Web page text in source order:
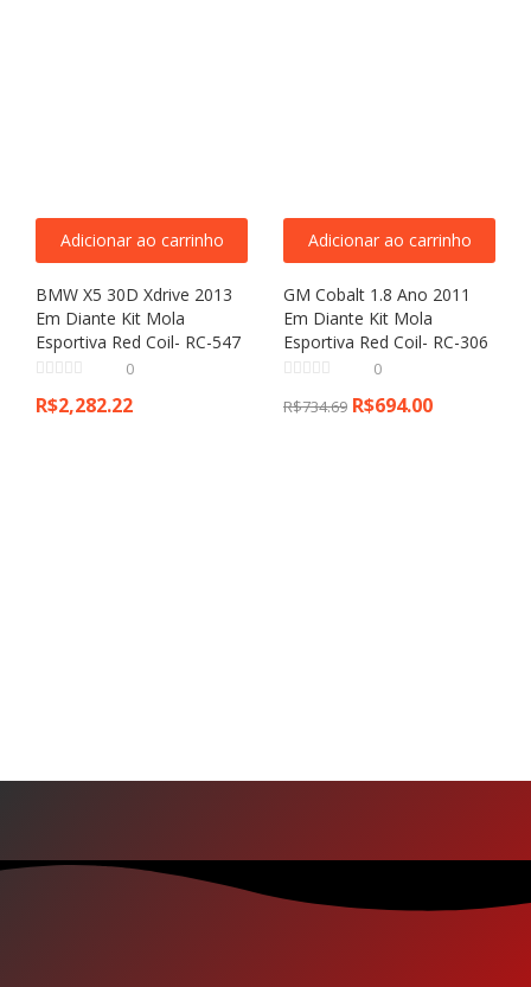
Adicionar ao carrinho
BMW X5 30D Xdrive 2013
Em Diante Kit Mola
Esportiva Red Coil- RC-547
0
R$2,282.22
Adicionar ao carrinho
GM Cobalt 1.8 Ano 2011
Em Diante Kit Mola
Esportiva Red Coil- RC-306
0
R$734.69 R$694.00